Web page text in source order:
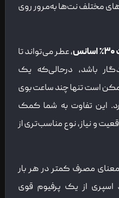
مختلف نت‌ها به‌مرور روی
، عطر می‌تواند تا
باشد، درحالی‌که یک
است تنها چند ساعت بوی
این تفاوت به شما کمک
و نیاز، نوع مناسب‌تری از
مصرف کمتر در هر بار
از یک پرفیوم قوی